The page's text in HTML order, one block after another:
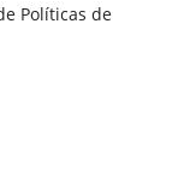
Políticas de